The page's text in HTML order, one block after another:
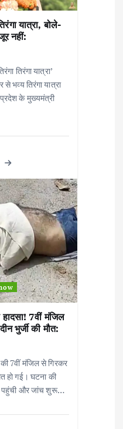
यात्रा, बोले-
नहीं:
तिरंगा यात्रा’
भव्य तिरंगा यात्रा
के मुख्यमंत्री
7वीं मंजिल
भुर्जी की मौत:
7वीं मंजिल से गिरकर
हो गई। घटना की
पहुंची और जांच शुरू…